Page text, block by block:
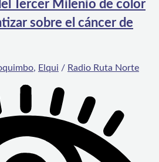
Tercer Milenio de color
sobre el cáncer de
, Elqui / Radio Ruta Norte